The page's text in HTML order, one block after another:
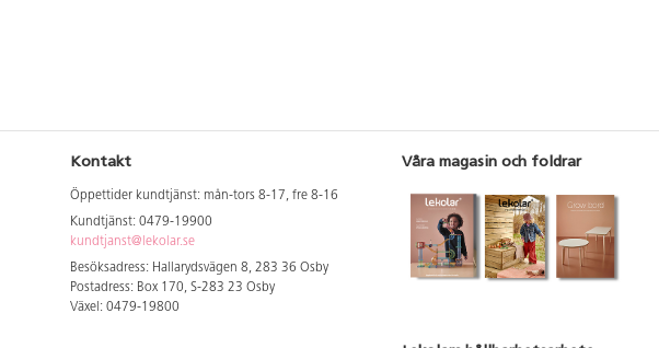
Kontakt
Öppettider kundtjänst: mån-tors 8-17, fre 8-16
Kundtjänst: 0479-19900
kundtjanst@lekolar.se
Besöksadress: Hallarydsvägen 8, 283 36 Osby
Postadress: Box 170, S-283 23 Osby
Växel: 0479-19800
Våra magasin och foldrar